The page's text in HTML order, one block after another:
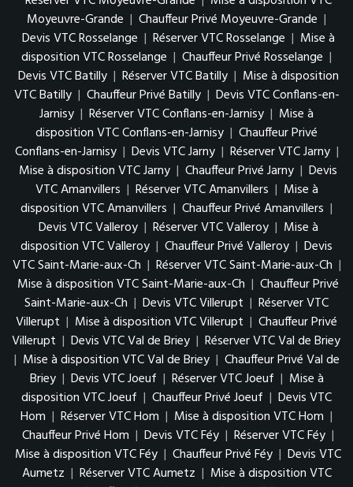
Moyeuvre-Grande | Chauffeur Privé Moyeuvre-Grande |
Devis VTC Rosselange | Réserver VTC Rosselange | Mise à
disposition VTC Rosselange | Chauffeur Privé Rosselange |
Devis VTC Batilly | Réserver VTC Batilly | Mise à disposition
VTC Batilly | Chauffeur Privé Batilly | Devis VTC Conflans-en-
Jarnisy | Réserver VTC Conflans-en-Jarnisy | Mise à
disposition VTC Conflans-en-Jarnisy | Chauffeur Privé
Conflans-en-Jarnisy | Devis VTC Jarny | Réserver VTC Jarny |
Mise à disposition VTC Jarny | Chauffeur Privé Jarny | Devis
VTC Amanvillers | Réserver VTC Amanvillers | Mise à
disposition VTC Amanvillers | Chauffeur Privé Amanvillers |
Devis VTC Valleroy | Réserver VTC Valleroy | Mise à
disposition VTC Valleroy | Chauffeur Privé Valleroy | Devis
VTC Saint-Marie-aux-Ch | Réserver VTC Saint-Marie-aux-Ch |
Mise à disposition VTC Saint-Marie-aux-Ch | Chauffeur Privé
Saint-Marie-aux-Ch | Devis VTC Villerupt | Réserver VTC
Villerupt | Mise à disposition VTC Villerupt | Chauffeur Privé
Villerupt | Devis VTC Val de Briey | Réserver VTC Val de Briey
| Mise à disposition VTC Val de Briey | Chauffeur Privé Val de
Briey | Devis VTC Joeuf | Réserver VTC Joeuf | Mise à
disposition VTC Joeuf | Chauffeur Privé Joeuf | Devis VTC
Hom | Réserver VTC Hom | Mise à disposition VTC Hom |
Chauffeur Privé Hom | Devis VTC Féy | Réserver VTC Féy |
Mise à disposition VTC Féy | Chauffeur Privé Féy | Devis VTC
Aumetz | Réserver VTC Aumetz | Mise à disposition VTC